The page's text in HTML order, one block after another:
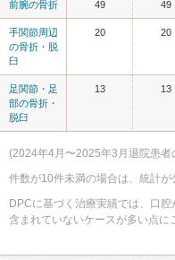
前腕の骨折 49 49
手関節周辺
の骨折・脱
臼
20 20
足関節・足
部の骨折・
脱臼
13 13
(2024年4月〜2025年3月退院患者
件数が10件未満の場合は、統計
DPCに基づく治療実績では、口
含まれていないケースが多い点に